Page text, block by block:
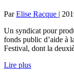
ParElise Racque |
Un syndicat pour
fonds public d’aide à
Festival, dont la
Lire plus